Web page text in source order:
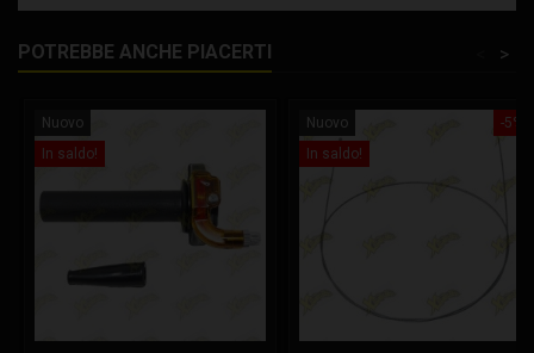
POTREBBE ANCHE PIACERTI >
Nuovo
In saldo!
-5%
Nuovo
In saldo!